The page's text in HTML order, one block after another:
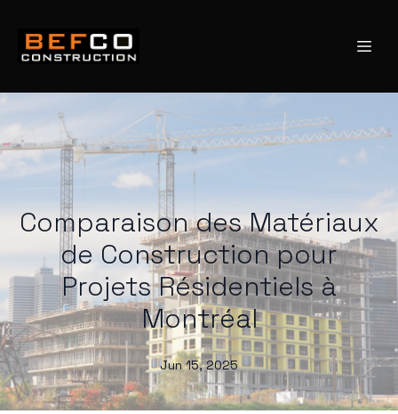
Comparaison des Matériaux
de Construction pour
Projets Résidentiels à
Montréal
Jun 15, 2025